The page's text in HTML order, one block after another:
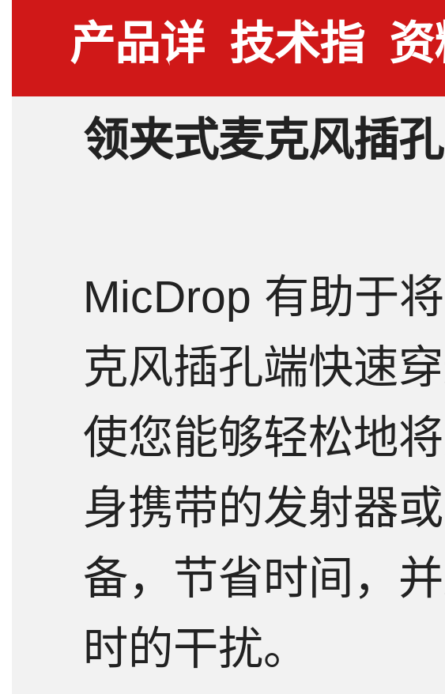
产品详
情
技术指
标
领夹式麦克风插
MicDrop 有助于
克风插孔端快速穿
使您能够轻松地
身携带的发射器
备，节省时间，
时的干扰。